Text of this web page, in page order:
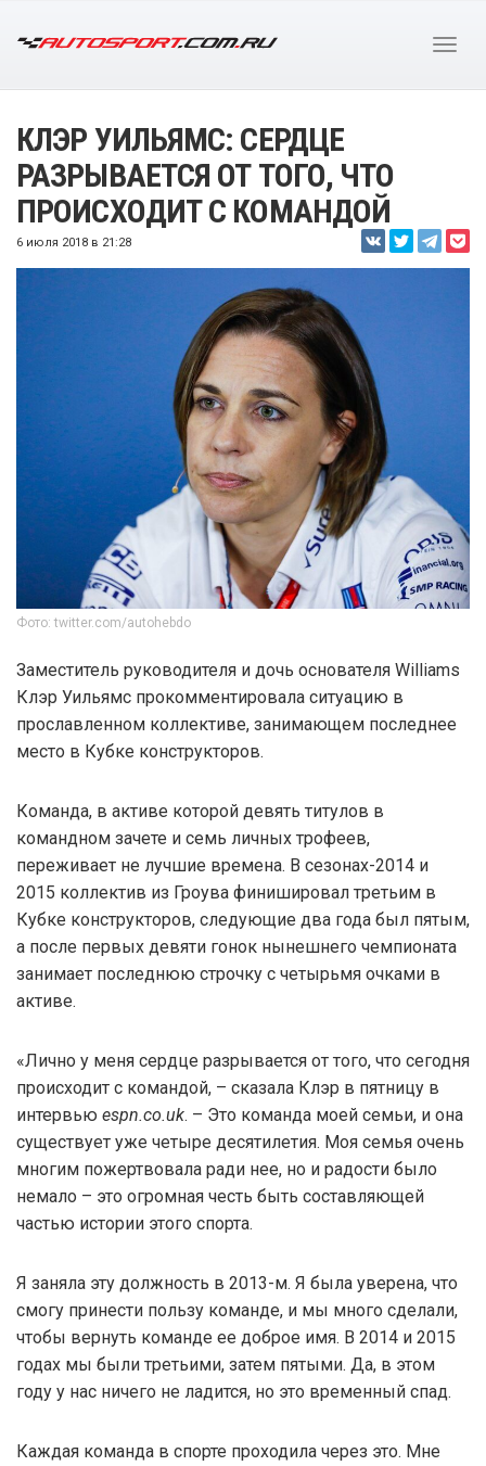
КЛЭР УИЛЬЯМС: СЕРДЦЕ
РАЗРЫВАЕТСЯ ОТ ТОГО, ЧТО
ПРОИСХОДИТ С КОМАНДОЙ
6 июля 2018 в 21:28
Фото: twitter.com/autohebdo
Заместитель руководителя и дочь основателя Williams
Клэр Уильямс прокомментировала ситуацию в
прославленном коллективе, занимающем последнее
место в Кубке конструкторов.
Команда, в активе которой девять титулов в
командном зачете и семь личных трофеев,
переживает не лучшие времена. В сезонах-2014 и
2015 коллектив из Гроува финишировал третьим в
Кубке конструкторов, следующие два года был пятым,
а после первых девяти гонок нынешнего чемпионата
занимает последнюю строчку с четырьмя очками в
активе.
«Лично у меня сердце разрывается от того, что сегодня
происходит с командой, – сказала Клэр в пятницу в
интервью espn.co.uk. – Это команда моей семьи, и она
существует уже четыре десятилетия. Моя семья очень
многим пожертвовала ради нее, но и радости было
немало – это огромная честь быть составляющей
частью истории этого спорта.
Я заняла эту должность в 2013-м. Я была уверена, что
смогу принести пользу команде, и мы много сделали,
чтобы вернуть команде ее доброе имя. В 2014 и 2015
годах мы были третьими, затем пятыми. Да, в этом
году у нас ничего не ладится, но это временный спад.
Каждая команда в спорте проходила через это. Мне